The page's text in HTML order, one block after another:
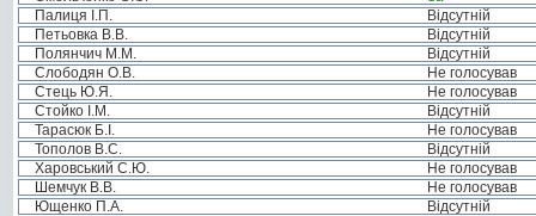
Палиця І.П.
Відсутній
Петьовка В.В.
Відсутній
Полянчич М.М.
Відсутній
Слободян О.В.
Не голосував
Стець Ю.Я.
Не голосував
Стойко І.М.
Відсутній
Тарасюк Б.І.
Не голосував
Тополов В.С.
Відсутній
Харовський С.Ю.
Не голосував
Шемчук В.В.
Не голосував
Ющенко П.А.
Відсутній